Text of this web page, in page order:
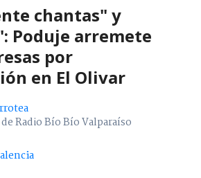
chantas" y
Poduje arremete
por
en El Olivar
Radio Bío Bío Valparaíso